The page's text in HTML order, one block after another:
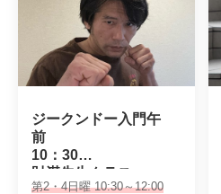
ジークンドー入門午
前
10：30
財満先生クラス
第2・4日曜 10:30～12:00